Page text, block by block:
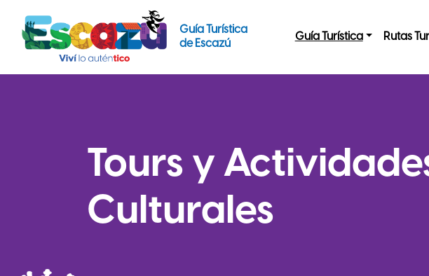
Guía Turística
de Escazú
Guía Turística Rutas
Tours y
Culturales